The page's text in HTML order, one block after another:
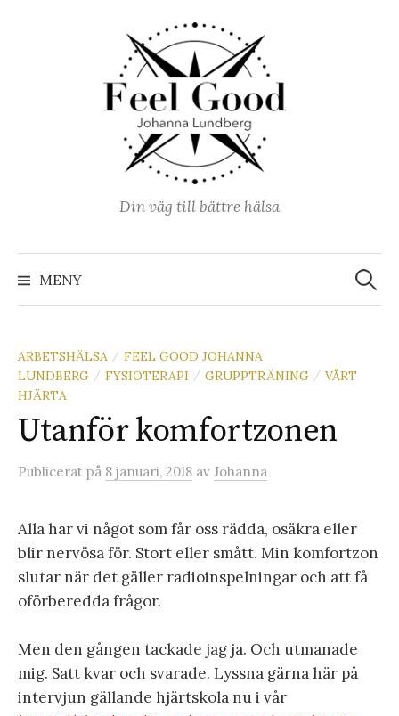
Din väg till bättre hälsa
MENY
Sök
efter:
ARBETSHÄLSA / FEEL GOOD JOHANNA
LUNDBERG / FYSIOTERAPI / GRUPPTRÄNING / VÅRT
HJÄRTA
Utanför komfortzonen
Publicerat på 8 januari, 2018 av Johanna
Alla har vi något som får oss rädda, osäkra eller
blir nervösa för. Stort eller smått. Min komfortzon
slutar när det gäller radioinspelningar och att få
oförberedda frågor.
Men den gången tackade jag ja. Och utmanade
mig. Satt kvar och svarade. Lyssna gärna här på
intervjun gällande hjärtskola nu i vår